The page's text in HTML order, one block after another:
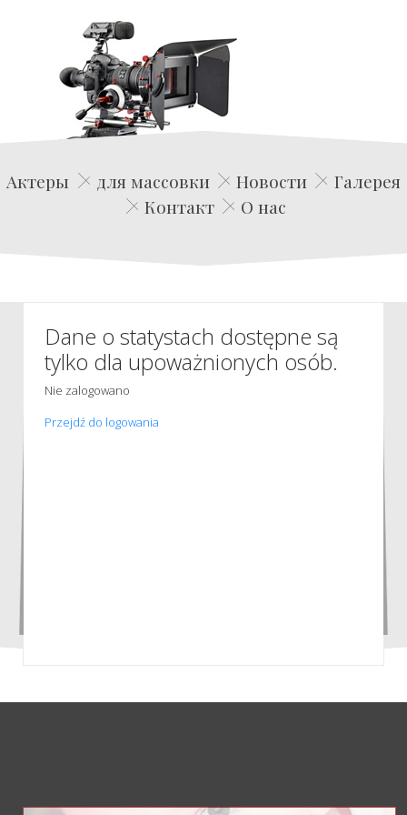
Edwin Film Agencja Aktorska
Актеры для массовки Новости
Галерея
Контакт
О нас
Dane o statystach dostępne są
tylko dla upoważnionych osób.
Nie zalogowano
Przejdź do logowania